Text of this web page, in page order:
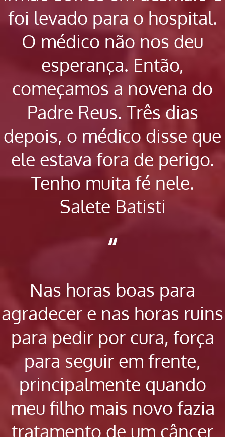
foi levado para o hospital.
O médico não nos deu
esperança. Então,
começamos a novena do
Padre Reus. Três dias
depois, o médico disse que
ele estava fora de perigo.
Tenho muita fé nele.
Salete Batisti
“
Nas horas boas para
agradecer e nas horas ruins
para pedir por cura, força
para seguir em frente,
principalmente quando
meu filho mais novo fazia
tratamento de um câncer